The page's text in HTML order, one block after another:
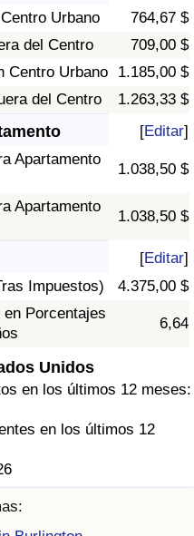
Urbano
764,67 $
del Centro
709,00 $
Centro Urbano
1.185,00 $
del Centro
1.263,33 $
[Editar]
Apartamento
1.038,50 $
Apartamento
1.038,50 $
[Editar]
Impuestos)
4.375,00 $
en Porcentajes
6,64
Unidos
en los últimos 12 meses:
en los últimos 12